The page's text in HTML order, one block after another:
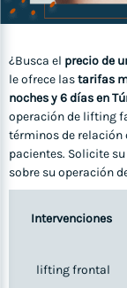
¿Busca el precio de
le ofrece lastarifas
noches y 6 días en
operación de lifting
términos de
pacientes. Solicite su
sobre su operación
Intervenciones
lifting frontal